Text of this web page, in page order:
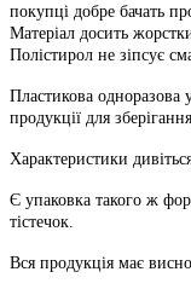
покупці добре бачать
Матеріал досить
Полістирол не зіпсує
Пластикова одноразова
продукції для
Характеристики
Є упаковка такого ж
тістечок.
Вся продукція має